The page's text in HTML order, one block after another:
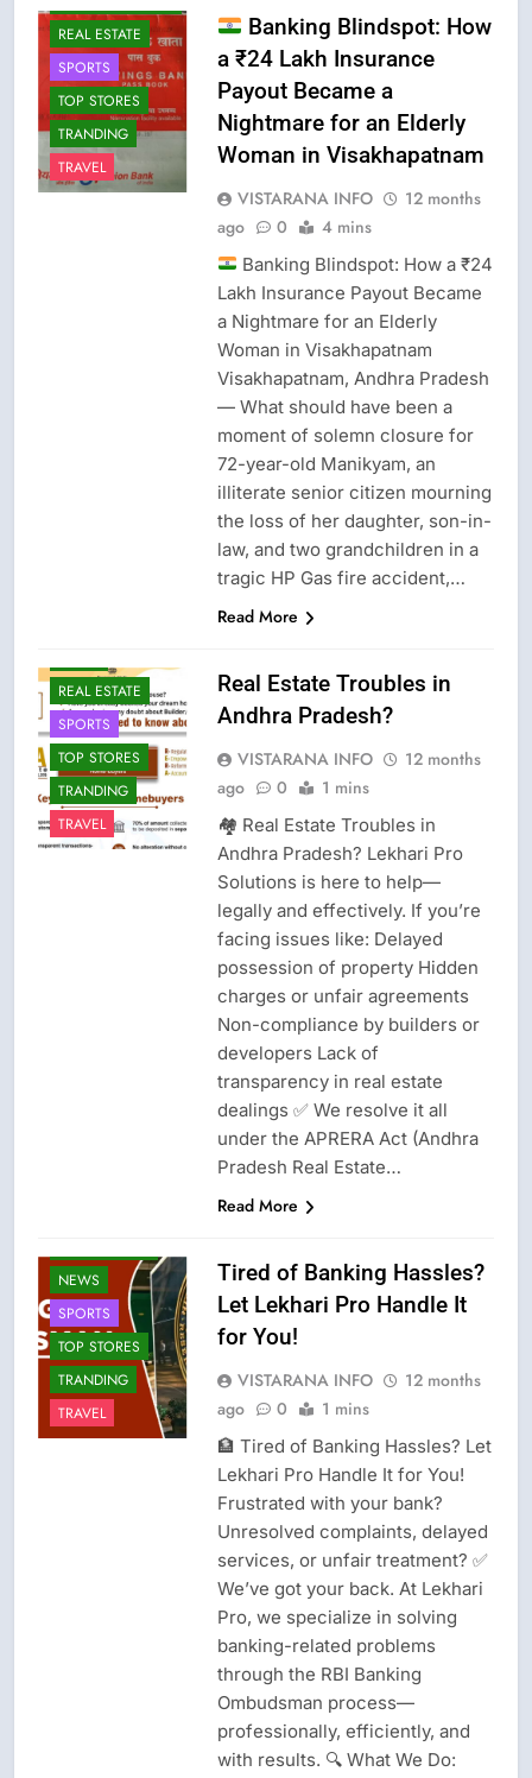
REAL ESTATE
SPORTS
TOP STORES
TRANDING
TRAVEL
Banking Blindspot: How
a ₹24 Lakh Insurance
Payout Became a
Nightmare for an Elderly
Woman in Visakhapatnam
VISTARANA INFO
12 months
ago
0 4 mins
Banking Blindspot: How a ₹24
Lakh Insurance Payout Became
a Nightmare for an Elderly
Woman in Visakhapatnam
Visakhapatnam, Andhra Pradesh
— What should have been a
moment of solemn closure for
72-year-old Manikyam, an
illiterate senior citizen mourning
the loss of her daughter, son-in-
law, and two grandchildren in a
tragic HP Gas fire accident,…
Read More
REAL ESTATE
SPORTS
TOP STORES
TRANDING
TRAVEL
Real Estate Troubles in
Andhra Pradesh?
VISTARANA INFO
12 months
ago
0 1 mins
🏘️ Real Estate Troubles in
Andhra Pradesh? Lekhari Pro
Solutions is here to help—
legally and effectively. If you’re
facing issues like: Delayed
possession of property Hidden
charges or unfair agreements
Non-compliance by builders or
developers Lack of
transparency in real estate
dealings ✅ We resolve it all
under the APRERA Act (Andhra
Pradesh Real Estate…
Read More
NEWS
SPORTS
TOP STORES
TRANDING
TRAVEL
Tired of Banking Hassles?
Let Lekhari Pro Handle It
for You!
VISTARANA INFO
12 months
ago
0 1 mins
🏦 Tired of Banking Hassles? Let
Lekhari Pro Handle It for You!
Frustrated with your bank?
Unresolved complaints, delayed
services, or unfair treatment? ✅
We’ve got your back. At Lekhari
Pro, we specialize in solving
banking-related problems
through the RBI Banking
Ombudsman process—
professionally, efficiently, and
with results. 🔍 What We Do: